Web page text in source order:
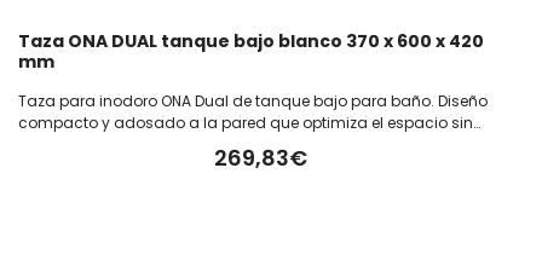
Taza ONA DUAL tanque bajo blanco 370 x 600 x 420
mm
Taza para inodoro ONA Dual de tanque bajo para baño. Diseño
compacto y adosado a la pared que optimiza el espacio sin
sacrificar funcionalidad. Fabricado en color blanco, cuenta con
tecnología rimless (600) para mejorar la higiene y facilita la
269,83€